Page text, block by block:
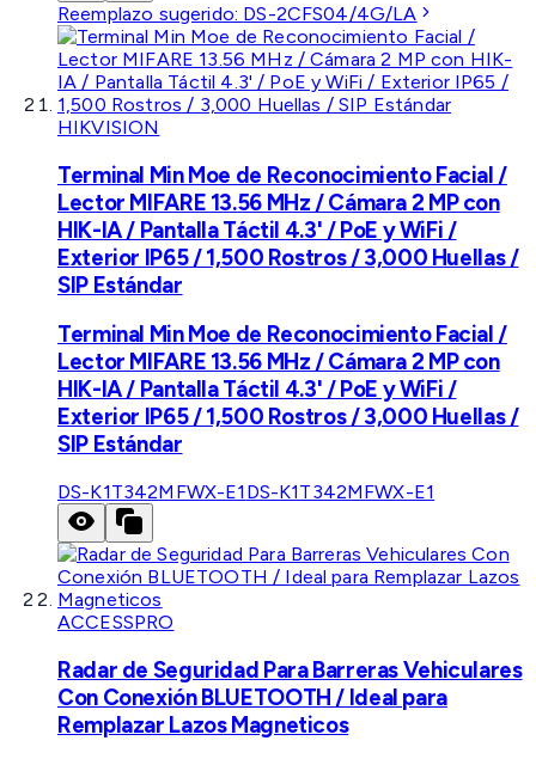
Reemplazo sugerido: DS-2CFS04/4G/LA
HIKVISION
Terminal Min Moe de Reconocimiento Facial /
Lector MIFARE 13.56 MHz / Cámara 2 MP con
HIK-IA / Pantalla Táctil 4.3' / PoE y WiFi /
Exterior IP65 / 1,500 Rostros / 3,000 Huellas /
SIP Estándar
Terminal Min Moe de Reconocimiento Facial /
Lector MIFARE 13.56 MHz / Cámara 2 MP con
HIK-IA / Pantalla Táctil 4.3' / PoE y WiFi /
Exterior IP65 / 1,500 Rostros / 3,000 Huellas /
SIP Estándar
DS-K1T342MFWX-E1 DS-K1T342MFWX-E1
ACCESSPRO
Radar de Seguridad Para Barreras Vehiculares
Con Conexión BLUETOOTH / Ideal para
Remplazar Lazos Magneticos